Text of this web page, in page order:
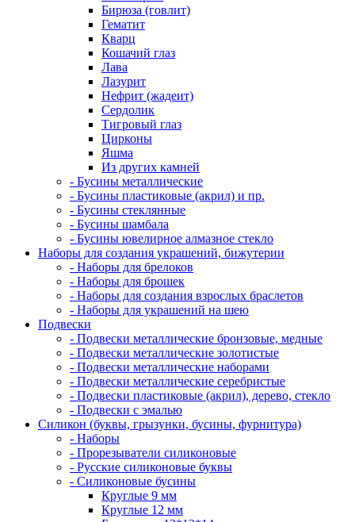
Бирюза (говлит)
Гематит
Кварц
Кошачий глаз
Лава
Лазурит
Нефрит (жадеит)
Сердолик
Тигровый глаз
Цирконы
Яшма
Из других камней
- Бусины металлические
- Бусины пластиковые (акрил) и пр.
- Бусины стеклянные
- Бусины шамбала
- Бусины ювелирное алмазное стекло
Наборы для создания украшений, бижутерии
- Наборы для брелоков
- Наборы для брошек
- Наборы для создания взрослых браслетов
- Наборы для украшений на шею
Подвески
- Подвески металлические бронзовые, медные
- Подвески металлические золотистые
- Подвески металлические наборами
- Подвески металлические серебристые
- Подвески пластиковые (акрил), дерево, стекло
- Подвески с эмалью
Силикон (буквы, грызунки, бусины, фурнитура)
- Наборы
- Прорезыватели силиконовые
- Русские силиконовые буквы
- Силиконовые бусины
Круглые 9 мм
Круглые 12 мм